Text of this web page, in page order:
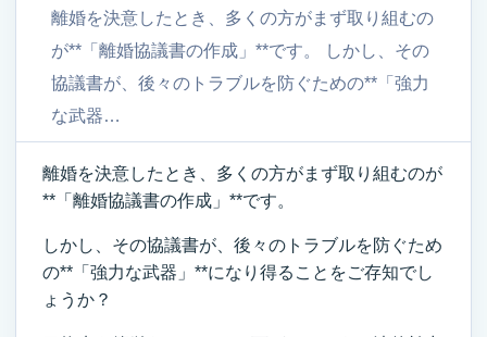
離婚を決意したとき、多くの方がまず取り組むの
が**「離婚協議書の作成」**です。 しかし、その
協議書が、後々のトラブルを防ぐための**「強力
な武器…
離婚を決意したとき、多くの方がまず取り組むのが
**「離婚協議書の作成」**です。
しかし、その協議書が、後々のトラブルを防ぐため
の**「強力な武器」**になり得ることをご存知でし
ょうか？